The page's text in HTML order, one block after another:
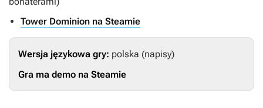
Tower Dominion na Steamie
Wersja językowa gry: polska (napisy)
Gra ma demo na Steamie